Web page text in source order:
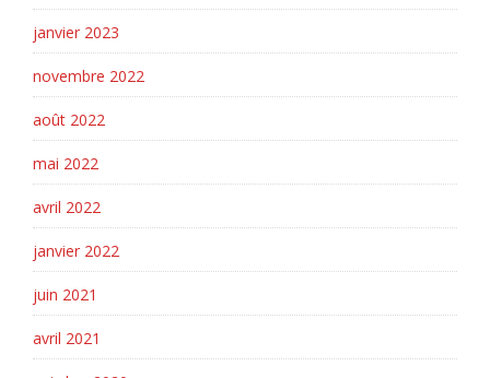
janvier 2023
novembre 2022
août 2022
mai 2022
avril 2022
janvier 2022
juin 2021
avril 2021